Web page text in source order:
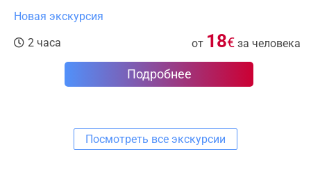
Новая экскурсия
2 часа
от 18€ за человека
Подробнее
Посмотреть все экскурсии